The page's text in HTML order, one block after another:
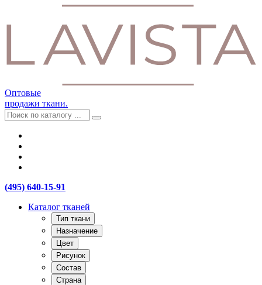
Оптовые
продажи ткани.
(495) 640-15-91
Каталог тканей
Тип ткани
Назначение
Цвет
Рисунок
Состав
Страна